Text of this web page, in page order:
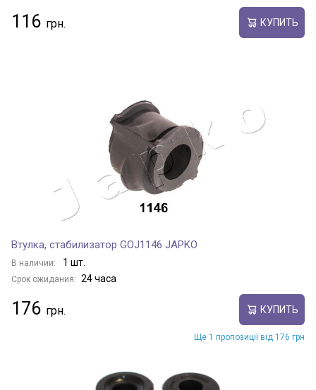
116 КУПИТЬ
Втулка, стабилизатор GOJ1146 JAPKO
В наличии: 1 шт.
Срок ожидания: 24 часа
176 КУПИТЬ
Ще 1 пропозиції від 176 грн